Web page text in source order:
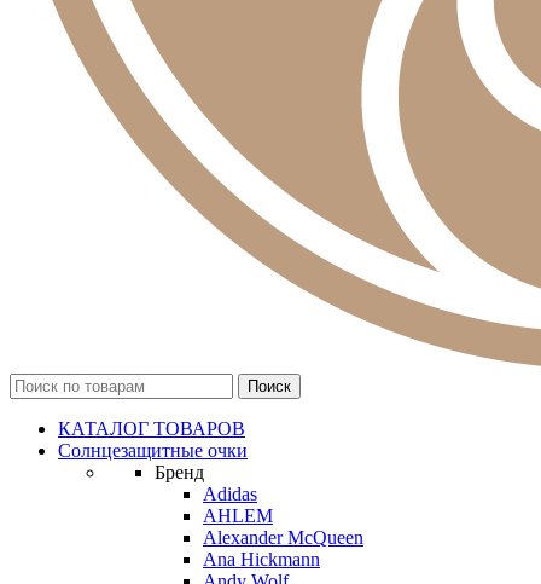
КАТАЛОГ ТОВАРОВ
Солнцезащитные очки
Бренд
Adidas
AHLEM
Alexander McQueen
Ana Hickmann